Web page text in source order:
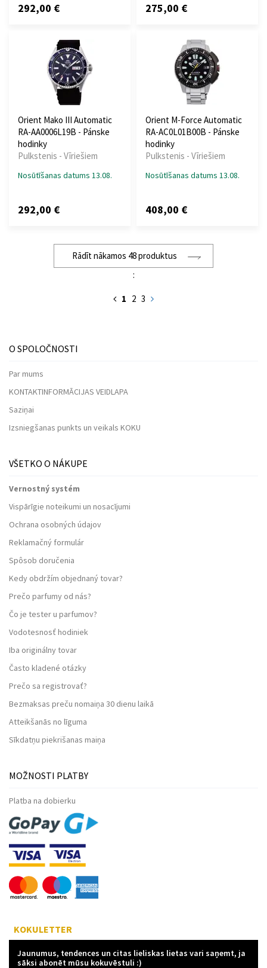
292,00 € 275,00 €
Orient Mako III Automatic
RA-AA0006L19B - Pánske
hodinky
Pulkstenis - Vīriešiem
Nosūtīšanas datums 13.08.
292,00 €
Orient M-Force Automatic
RA-AC0L01B00B - Pánske
hodinky
Pulkstenis - Vīriešiem
Nosūtīšanas datums 13.08.
408,00 €
Rādīt nākamos 48 produktus
:
1 2 3
O SPOLOČNOSTI
Par mums
KONTAKTINFORMĀCIJAS VEIDLAPA
Saziņai
Izsniegšanas punkts un veikals KOKU
VŠETKO O NÁKUPE
Vernostný systém
Vispārīgie noteikumi un nosacījumi
Ochrana osobných údajov
Reklamačný formulár
Spôsob doručenia
Kedy obdržím objednaný tovar?
Prečo parfumy od nás?
Čo je tester u parfumov?
Vodotesnosť hodiniek
Iba originálny tovar
Často kladené otázky
Prečo sa registrovať?
Bezmaksas preču nomaiņa 30 dienu laikā
Atteikšanās no līguma
Sīkdatņu piekrišanas maiņa
MOŽNOSTI PLATBY
Platba na dobierku
KOKULETTER
Jaunumus, tendences un citas lieliskas lietas vari saņemt, ja
sāksi abonēt mūsu kokuvēstuli :)